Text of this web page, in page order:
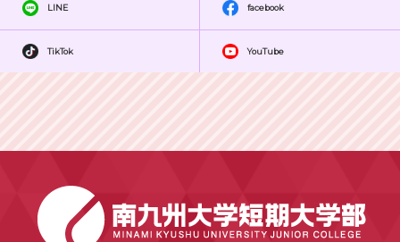
LINE facebook
TikTok YouTube